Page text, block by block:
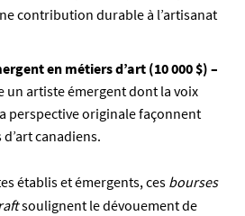
contribution durable à l’artisanat
en métiers d’art (10 000 $) –
un artiste émergent dont la voix
perspective originale façonnent
canadiens.
établis et émergents, ces bourses
soulignent le dévouement de